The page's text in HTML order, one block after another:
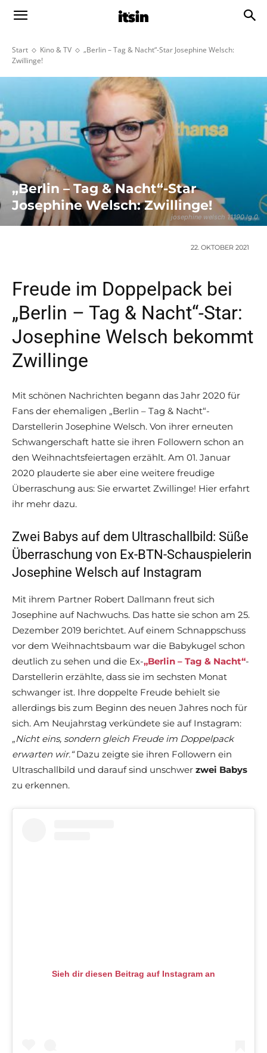
Start Kino & TV
„Berlin – Tag & Nacht“-Star Josephine Welsch:
Zwillinge!
josephine welsch 11190 lg 0
„Berlin – Tag & Nacht“-Star
Josephine Welsch: Zwillinge!
22. OKTOBER 2021
Freude im Doppelpack bei
„Berlin – Tag & Nacht“-Star:
Josephine Welsch bekommt
Zwillinge
Mit schönen Nachrichten begann das Jahr 2020 für
Fans der ehemaligen „Berlin – Tag & Nacht“-
Darstellerin Josephine Welsch. Von ihrer erneuten
Schwangerschaft hatte sie ihren Followern schon an
den Weihnachtsfeiertagen erzählt. Am 01. Januar
2020 plauderte sie aber eine weitere freudige
Überraschung aus: Sie erwartet Zwillinge! Hier erfahrt
ihr mehr dazu.
Zwei Babys auf dem Ultraschallbild: Süße
Überraschung von Ex-BTN-Schauspielerin
Josephine Welsch auf Instagram
Mit ihrem Partner Robert Dallmann freut sich
Josephine auf Nachwuchs. Das hatte sie schon am 25.
Dezember 2019 berichtet. Auf einem Schnappschuss
vor dem Weihnachtsbaum war die Babykugel schon
deutlich zu sehen und die Ex-„Berlin – Tag & Nacht“-
Darstellerin erzählte, dass sie im sechsten Monat
schwanger ist. Ihre doppelte Freude behielt sie
allerdings bis zum Beginn des neuen Jahres noch für
sich. Am Neujahrstag verkündete sie auf Instagram:
„Nicht eins, sondern gleich Freude im Doppelpack
erwarten wir.“Dazu zeigte sie ihren Followern ein
Ultraschallbild und darauf sind unschwer zwei Babys
zu erkennen.
Sieh dir diesen Beitrag auf Instagram an